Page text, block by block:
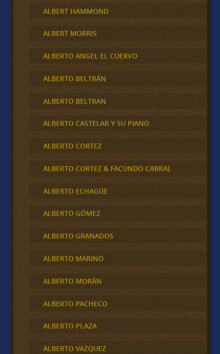
ALBERT HAMMOND
ALBERT MORRIS
ALBERTO ANGEL EL CUERVO
ALBERTO BELTRÁN
ALBERTO BELTRAN
ALBERTO CASTELAR Y SU PIANO
ALBERTO CORTEZ
ALBERTO CORTEZ & FACUNDO CABRAL
ALBERTO ECHAGÜE
ALBERTO GÓMEZ
ALBERTO GRANADOS
ALBERTO MARINO
ALBERTO MORÁN
ALBERTO PACHECO
ALBERTO PLAZA
ALBERTO VAZQUEZ